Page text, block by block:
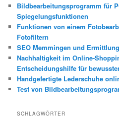
Bildbearbeitungsprogramm für
Spiegelungsfunktionen
Funktionen von einem
Fotofiltern
SEO Memmingen und
Nachhaltigkeit im Online-
Entscheidungshilfe für
Handgefertigte Lederschuhe
Test von
SCHLAGWÖRTER